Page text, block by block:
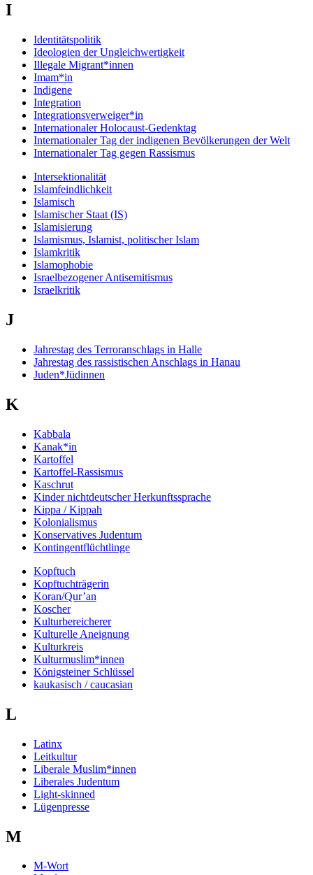
I
Identitätspolitik
Ideologien der Ungleichwertigkeit
Illegale Migrant*innen
Imam*in
Indigene
Integration
Integrationsverweiger*in
Internationaler Holocaust-Gedenktag
Internationaler Tag der indigenen Bevölkerungen der Welt
Internationaler Tag gegen Rassismus
Intersektionalität
Islamfeindlichkeit
Islamisch
Islamischer Staat (IS)
Islamisierung
Islamismus, Islamist, politischer Islam
Islamkritik
Islamophobie
Israelbezogener Antisemitismus
Israelkritik
J
Jahrestag des Terroranschlags in Halle
Jahrestag des rassistischen Anschlags in Hanau
Juden*Jüdinnen
K
Kabbala
Kanak*in
Kartoffel
Kartoffel-Rassismus
Kaschrut
Kinder nichtdeutscher Herkunftssprache
Kippa / Kippah
Kolonialismus
Konservatives Judentum
Kontingentflüchtlinge
Kopftuch
Kopftuchträgerin
Koran/Qur’an
Koscher
Kulturbereicherer
Kulturelle Aneignung
Kulturkreis
Kulturmuslim*innen
Königsteiner Schlüssel
kaukasisch / caucasian
L
Latinx
Leitkultur
Liberale Muslim*innen
Liberales Judentum
Light-skinned
Lügenpresse
M
M-Wort